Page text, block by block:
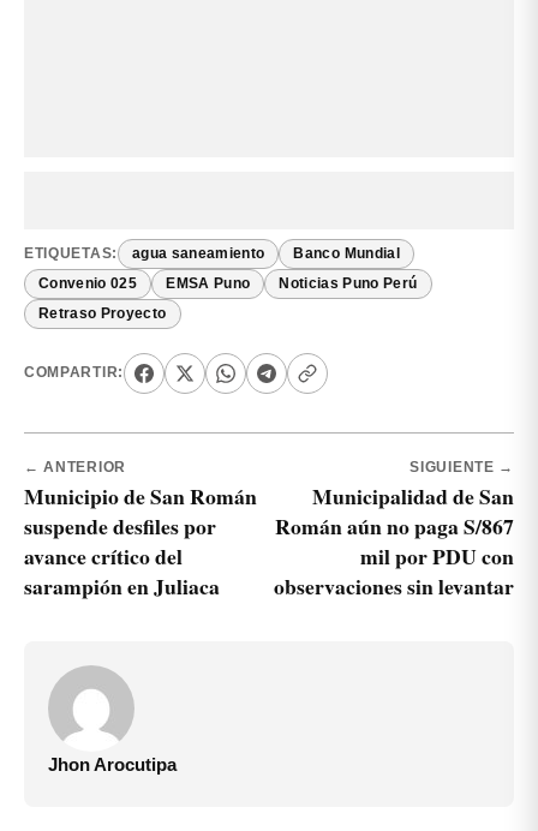
ETIQUETAS: agua saneamiento Banco Mundial
Convenio 025 EMSA Puno Noticias Puno Perú
Retraso Proyecto
COMPARTIR:
← ANTERIOR
Municipio de San Román
suspende desfiles por
avance crítico del
sarampión en Juliaca
SIGUIENTE →
Municipalidad de San
Román aún no paga S/867
mil por PDU con
observaciones sin levantar
Jhon Arocutipa